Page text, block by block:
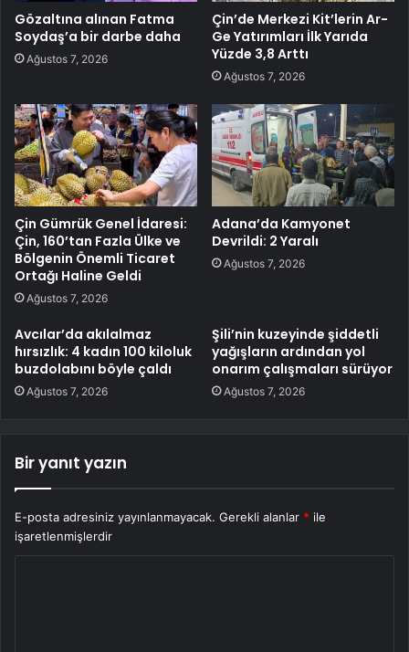
Gözaltına alınan Fatma
Soydaş’a bir darbe daha
Ağustos 7, 2026
Çin’de Merkezi Kit’lerin Ar-
Ge Yatırımları İlk Yarıda
Yüzde 3,8 Arttı
Ağustos 7, 2026
Çin Gümrük Genel İdaresi:
Çin, 160’tan Fazla Ülke ve
Bölgenin Önemli Ticaret
Ortağı Haline Geldi
Ağustos 7, 2026
Adana’da Kamyonet
Devrildi: 2 Yaralı
Ağustos 7, 2026
Avcılar’da akılalmaz
hırsızlık: 4 kadın 100 kiloluk
buzdolabını böyle çaldı
Ağustos 7, 2026
Şili’nin kuzeyinde şiddetli
yağışların ardından yol
onarım çalışmaları sürüyor
Ağustos 7, 2026
Bir yanıt yazın
E-posta adresiniz yayınlanmayacak. Gerekli alanlar * ile
işaretlenmişlerdir